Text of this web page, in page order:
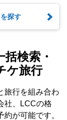
探す
検索・
ケ旅行
旅行を組み合わ
社、LCCの格
が可能です。